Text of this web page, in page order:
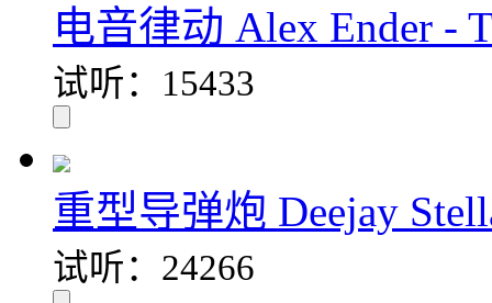
电音律动 Alex Ender -
试听：15433
重型导弹炮 Deejay
试听：24266